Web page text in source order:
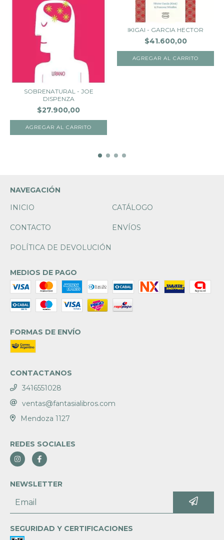
SOBRENATURAL - JOE
DISPENZA
$27.900,00
IKIGAI - GARCIA HECTOR
$41.600,00
NAVEGACIÓN
INICIO
CATÁLOGO
CONTACTO ENVÍOS
POLÍTICA DE DEVOLUCIÓN
MEDIOS DE PAGO
FORMAS DE ENVÍO
CONTACTANOS
3416551028
ventas@fantasialibros.com
Mendoza 1127
REDES SOCIALES
NEWSLETTER
SEGURIDAD Y CERTIFICACIONES